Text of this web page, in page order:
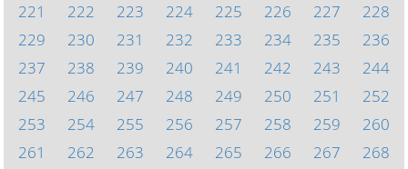
221
222 223 224 225 226 227
228
229
230 231 232 233 234 235
236
237
238 239 240 241 242 243
244
245
246 247 248 249 250 251
252
253
254 255 256 257 258 259
260
261
262 263 264 265 266 267
268